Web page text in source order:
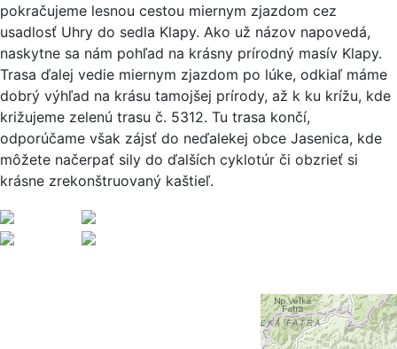
pokračujeme lesnou cestou miernym zjazdom cez
usadlosť Uhry do sedla Klapy. Ako už názov napovedá,
naskytne sa nám pohľad na krásny prírodný masív Klapy.
Trasa ďalej vedie miernym zjazdom po lúke, odkiaľ máme
dobrý výhľad na krásu tamojšej prírody, až k ku krížu, kde
križujeme zelenú trasu č. 5312. Tu trasa končí,
odporúčame však zájsť do neďalekej obce Jasenica, kde
môžete načerpať sily do ďalších cyklotúr či obzrieť si
krásne zrekonštruovaný kaštieľ.